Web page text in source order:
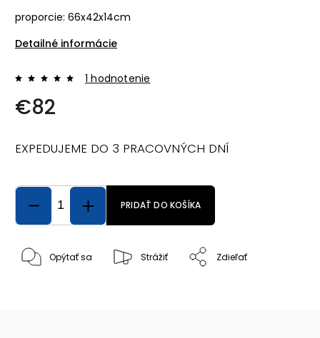
proporcie: 66x42x14cm
Detailné informácie
1 hodnotenie
€82
EXPEDUJEME DO 3 PRACOVNÝCH DNÍ
PRIDAŤ DO KOŠÍKA
Opýtať sa Strážiť Zdieľať